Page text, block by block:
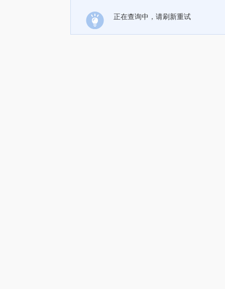
正在查询中，请刷新重试